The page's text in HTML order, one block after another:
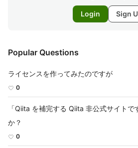
Login Sign
Popular Questions
ライセンスを作ってみたのですが
0
「Qiita を補完する Qiita 非公式サイト
か？
0